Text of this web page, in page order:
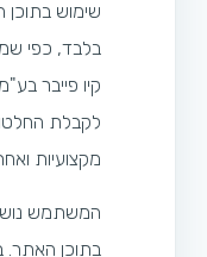
שימוש
קיו פייבר
לקבלת
מקצועיות
המשתמש
בתוכן האתר.